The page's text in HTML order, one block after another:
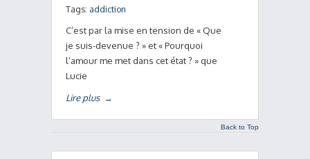
Tags: addiction
C’est par la mise en tension de « Que
je suis-devenue ? » et « Pourquoi
l’amour me met dans cet état ? » que
Lucie
Lire plus →
Back to Top